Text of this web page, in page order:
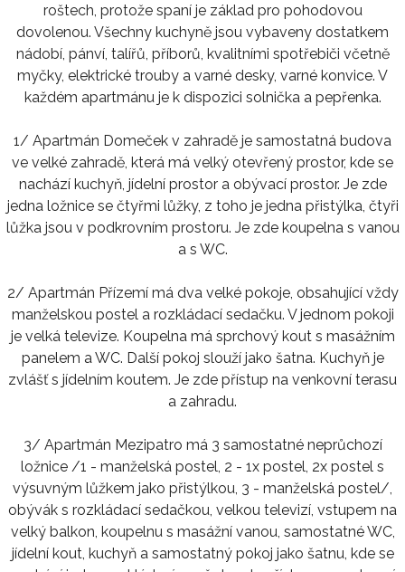
roštech, protože spaní je základ pro pohodovou
dovolenou. Všechny kuchyně jsou vybaveny dostatkem
nádobí, pánví, talířů, příborů, kvalitními spotřebiči včetně
myčky, elektrické trouby a varné desky, varné konvice. V
každém apartmánu je k dispozici solnička a pepřenka.
1/ Apartmán Domeček v zahradě je samostatná budova
ve velké zahradě, která má velký otevřený prostor, kde se
nachází kuchyň, jídelní prostor a obývací prostor. Je zde
jedna ložnice se čtyřmi lůžky, z toho je jedna přistýlka, čtyři
lůžka jsou v podkrovním prostoru. Je zde koupelna s vanou
a s WC.
2/ Apartmán Přízemí má dva velké pokoje, obsahující vždy
manželskou postel a rozkládací sedačku. V jednom pokoji
je velká televize. Koupelna má sprchový kout s masážním
panelem a WC. Další pokoj slouží jako šatna. Kuchyň je
zvlášť s jídelním koutem. Je zde přístup na venkovní terasu
a zahradu.
3/ Apartmán Mezipatro má 3 samostatné neprůchozí
ložnice /1 - manželská postel, 2 - 1x postel, 2x postel s
výsuvným lůžkem jako přistýlkou, 3 - manželská postel/,
obývák s rozkládací sedačkou, velkou televizí, vstupem na
velký balkon, koupelnu s masážní vanou, samostatné WC,
jídelní kout, kuchyň a samostatný pokoj jako šatnu, kde se